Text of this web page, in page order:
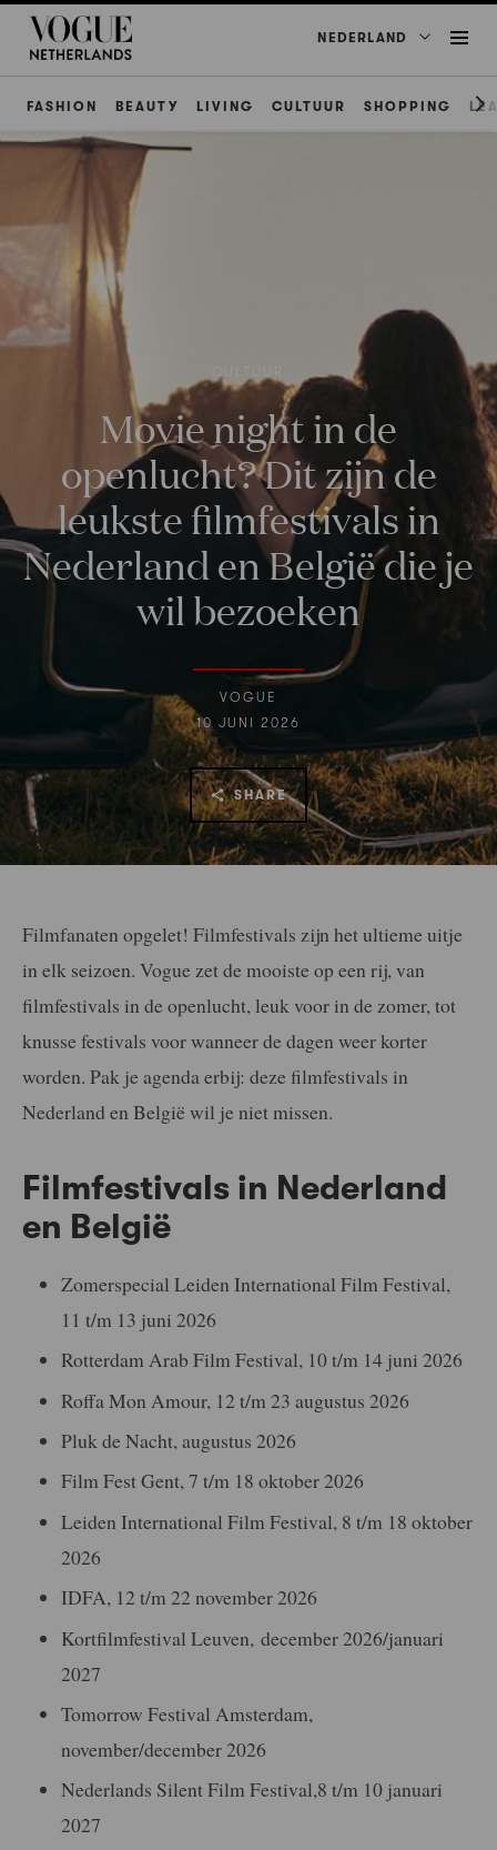
NEDERLAND
FASHION BEAUTY LIVING CULTUUR SHOPPING
Movie night in de
openlucht? Dit zijn de
leukste filmfestivals in
Nederland en België die je
wil bezoeken
VOGUE
10 JUNI 2026
SHARE
Filmfanaten opgelet! Filmfestivals zijn het ultieme uitje
in elk seizoen. Vogue zet de mooiste op een rij, van
filmfestivals in de openlucht, leuk voor in de zomer, tot
knusse festivals voor wanneer de dagen weer korter
worden. Pak je agenda erbij: deze filmfestivals in
Nederland en België wil je niet missen.
Filmfestivals in Nederland
en België
Zomerspecial Leiden International Film Festival,
11 t/m 13 juni 2026
Rotterdam Arab Film Festival, 10 t/m 14 juni 2026
Roffa Mon Amour, 12 t/m 23 augustus 2026
Pluk de Nacht, augustus 2026
Film Fest Gent, 7 t/m 18 oktober 2026
Leiden International Film Festival, 8 t/m 18 oktober
2026
IDFA, 12 t/m 22 november 2026
Kortfilmfestival Leuven, december 2026/januari
2027
Tomorrow Festival Amsterdam,
november/december 2026
Nederlands Silent Film Festival,8 t/m 10 januari
2027